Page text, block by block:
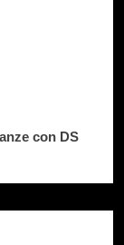
con DS